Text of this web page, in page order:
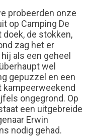
probeerden onze
op Camping De
de stokken,
zag het er
als een geheel
wel
gepuzzel en een
ongegrond. Op
een uitgebreide
Erwin
nodig gehad.